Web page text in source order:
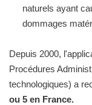
naturels ayant
dommages
Depuis 2000,
Procédures
technologiques) a
ou 5 en France.